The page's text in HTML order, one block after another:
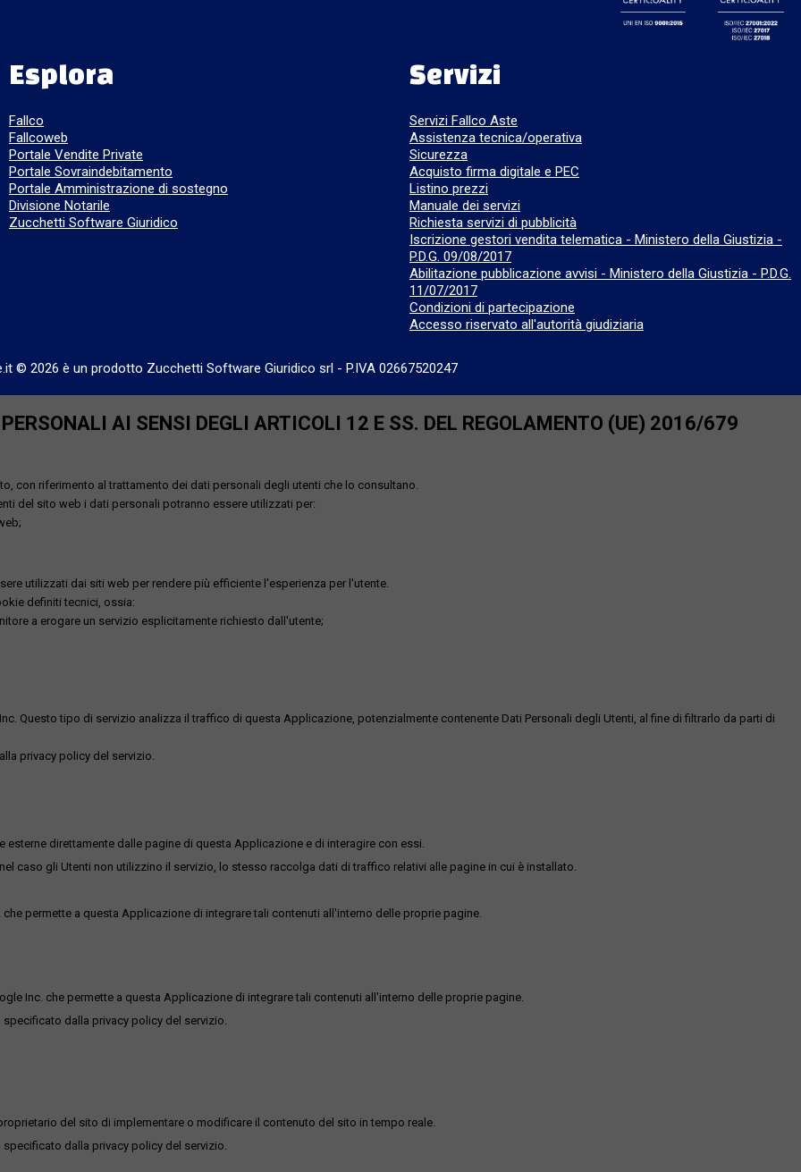
Esplora
Fallco
Fallcoweb
Portale Vendite Private
Portale Sovraindebitamento
Portale Amministrazione di sostegno
Divisione Notarile
Zucchetti Software Giuridico
Servizi
Servizi Fallco Aste
Assistenza tecnica/operativa
Sicurezza
Acquisto firma digitale e PEC
Listino prezzi
Manuale dei servizi
Richiesta servizi di pubblicità
Iscrizione gestori vendita telematica - Ministero della Giustizia -
P.D.G. 09/08/2017
Abilitazione pubblicazione avvisi - Ministero della Giustizia - P.D.G.
11/07/2017
Condizioni di partecipazione
Accesso riservato all'autorità giudiziaria
© 2026 è un prodotto Zucchetti Software Giuridico srl - P.IVA 02667520247
AI SENSI DEGLI ARTICOLI 12 E SS. DEL REGOLAMENTO (UE) 2016/679
con riferimento al trattamento dei dati personali degli utenti che lo consultano.
del sito web i dati personali potranno essere utilizzati per:
utilizzati dai siti web per rendere più efficiente l'esperienza per l'utente.
definiti tecnici, ossia:
a erogare un servizio esplicitamente richiesto dall'utente;
Questo tipo di servizio analizza il traffico di questa Applicazione, potenzialmente contenente Dati Personali degli Utenti, al fine di filtrarlo da parti di
privacy policy del servizio.
direttamente dalle pagine di questa Applicazione e di interagire con essi.
caso gli Utenti non utilizzino il servizio, lo stesso raccolga dati di traffico relativi alle pagine in cui è installato.
permette a questa Applicazione di integrare tali contenuti all'interno delle proprie pagine.
Inc. che permette a questa Applicazione di integrare tali contenuti all'interno delle proprie pagine.
dalla privacy policy del servizio.
del sito di implementare o modificare il contenuto del sito in tempo reale.
dalla privacy policy del servizio.